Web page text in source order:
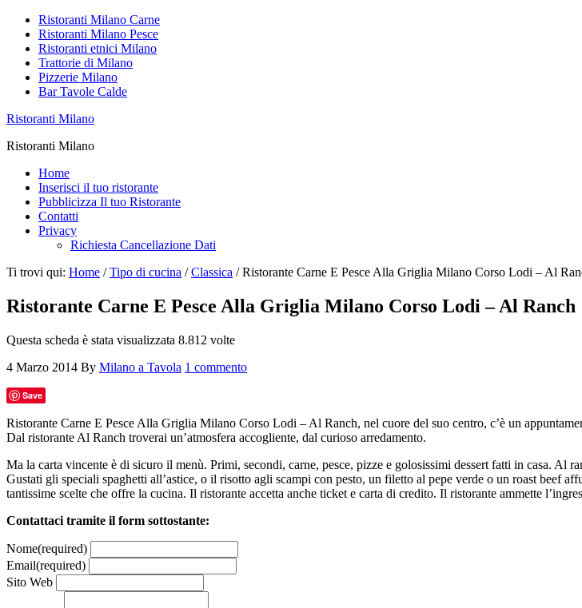
Ristoranti Milano Carne
Ristoranti Milano Pesce
Ristoranti etnici Milano
Trattorie di Milano
Pizzerie Milano
Bar Tavole Calde
Ristoranti Milano
Ristoranti Milano
Home
Inserisci il tuo ristorante
Pubblicizza Il tuo Ristorante
Contatti
Privacy
Richiesta Cancellazione Dati
Ti trovi qui: Home / Tipo di cucina / Classica /Ristorante Carne E Pesce Alla Griglia Milano Corso Lodi – Al
Ristorante Carne E Pesce Alla Griglia Milano Corso Lodi – Al Ranch
Questa scheda è stata visualizzata 8.812 volte
4 Marzo 2014 By Milano a Tavola 1 commento
Save
Ristorante Carne E Pesce Alla Griglia Milano Corso Lodi – Al Ranch, nel cuore del suo centro, c’è un
Dal ristorante Al Ranch troverai un’atmosfera accogliente, dal curioso arredamento.
Ma la carta vincente è di sicuro il menù. Primi, secondi, carne, pesce, pizze e golosissimi dessert fatti in casa. Al
Gustati gli speciali spaghetti all’astice, o il risotto agli scampi con pesto, un filetto al pepe verde o un roast beef
tantissime scelte che offre la cucina. Il ristorante accetta anche ticket e carta di credito. Il ristorante ammette
Contattaci tramite il form sottostante:
Nome(required)
Email(required)
Sito Web